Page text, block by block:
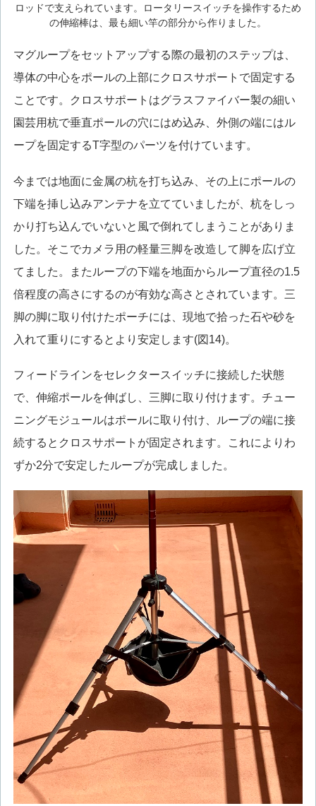
ロッドで支えられています。ロータリースイッチを操作するため
の伸縮棒は、最も細い竿の部分から作りました。
マグループをセットアップする際の最初のステップは、
導体の中心をポールの上部にクロスサポートで固定する
ことです。クロスサポートはグラスファイバー製の細い
園芸用杭で垂直ポールの穴にはめ込み、外側の端にはル
ープを固定するT字型のパーツを付けています。
今までは地面に金属の杭を打ち込み、その上にポールの
下端を挿し込みアンテナを立てていましたが、杭をしっ
かり打ち込んでいないと風で倒れてしまうことがありま
した。そこでカメラ用の軽量三脚を改造して脚を広げ立
てました。またループの下端を地面からループ直径の1.5
倍程度の高さにするのが有効な高さとされています。三
脚の脚に取り付けたポーチには、現地で拾った石や砂を
入れて重りにするとより安定します(図14)。
フィードラインをセレクタースイッチに接続した状態
で、伸縮ポールを伸ばし、三脚に取り付けます。チュー
ニングモジュールはポールに取り付け、ループの端に接
続するとクロスサポートが固定されます。これによりわ
ずか2分で安定したループが完成しました。